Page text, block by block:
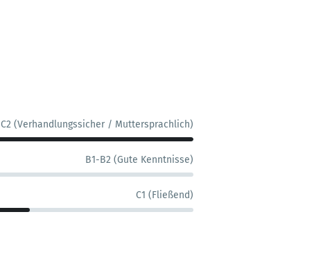
C2 (Verhandlungssicher / Muttersprachlich)
B1-B2 (Gute Kenntnisse)
C1 (Fließend)